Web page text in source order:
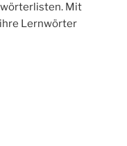
Mit
Lernwörter